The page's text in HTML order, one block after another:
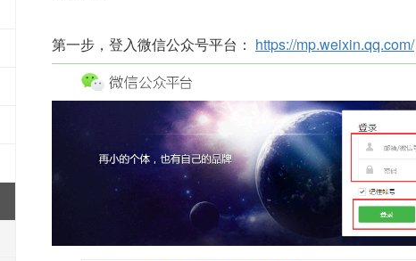
第一步，登入微信公众号平台： https://mp.weixin.qq.com/